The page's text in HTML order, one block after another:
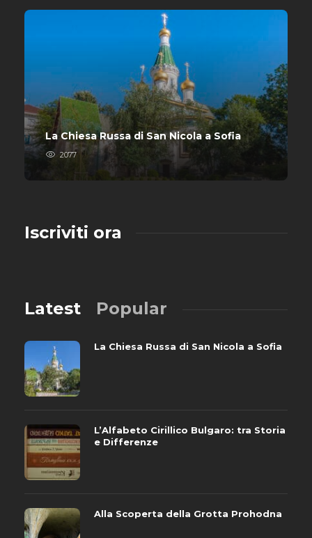
La Chiesa Russa di San Nicola a Sofia
2077
Iscriviti ora
Latest Popular
La Chiesa Russa di San Nicola a Sofia
L’Alfabeto Cirillico Bulgaro: tra Storia
e Differenze
Alla Scoperta della Grotta Prohodna